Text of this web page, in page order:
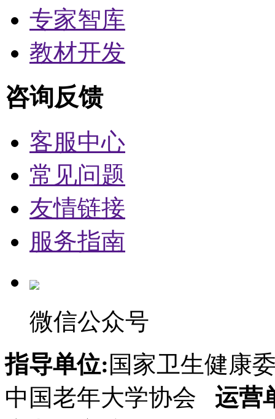
专家智库
教材开发
咨询反馈
客服中心
常见问题
友情链接
服务指南
微信公众号
指导单位:国家卫生健康
中国老年大学协会 运营